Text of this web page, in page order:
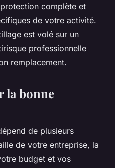
complète et
de votre activité.
est volé sur un
professionnelle
remplacement.
la bonne
de plusieurs
de votre entreprise, la
budget et vos